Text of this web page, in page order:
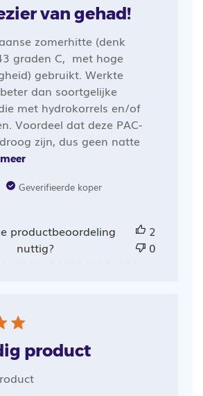
van gehad!
zomerhitte (denk
graden C, met hoge
gebruikt. Werkte
dan soortgelijke
met hydrokorrels en/of
Voordeel dat deze PAC-
zijn, dus geen natte
Geverifieerde koper
productbeoordeling
nuttig?
2
0
product